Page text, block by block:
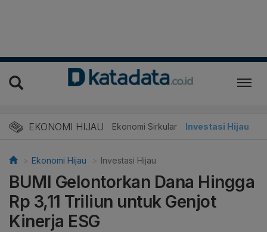
EKONOMI HIJAU
Energi Baru Ekonomi Sirkular Investasi Hijau
Ekonomi Hijau Investasi Hijau
BUMI Gelontorkan Dana Hingga
Rp 3,11 Triliun untuk Genjot
Kinerja ESG